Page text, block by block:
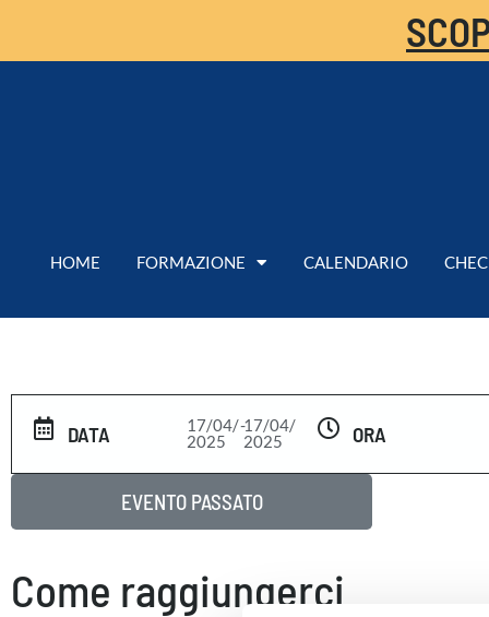
HOME FORMAZIONE CALENDARIO
DATA
17/04/
2025
-17/04/
2025
ORA
EVENTO PASSATO
Come raggiungerci